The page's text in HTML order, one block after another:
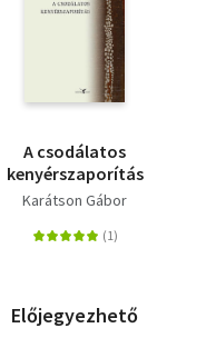
A csodálatos
kenyérszaporítás
Karátson Gábor
Előjegyezhető